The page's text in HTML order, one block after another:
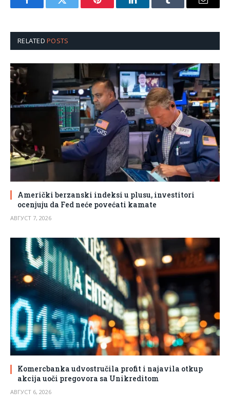
FacebookTwitter Pinterest LinkedInTumblr Email
RELATEDPOSTS
Američki berzanski indeksi u plusu, investitori
ocenjuju da Fed neće povećati kamate
АВГУСТ 7, 2026
Komercbanka udvostručila profit i najavila otkup
akcija uoči pregovora sa Unikreditom
АВГУСТ 6, 2026